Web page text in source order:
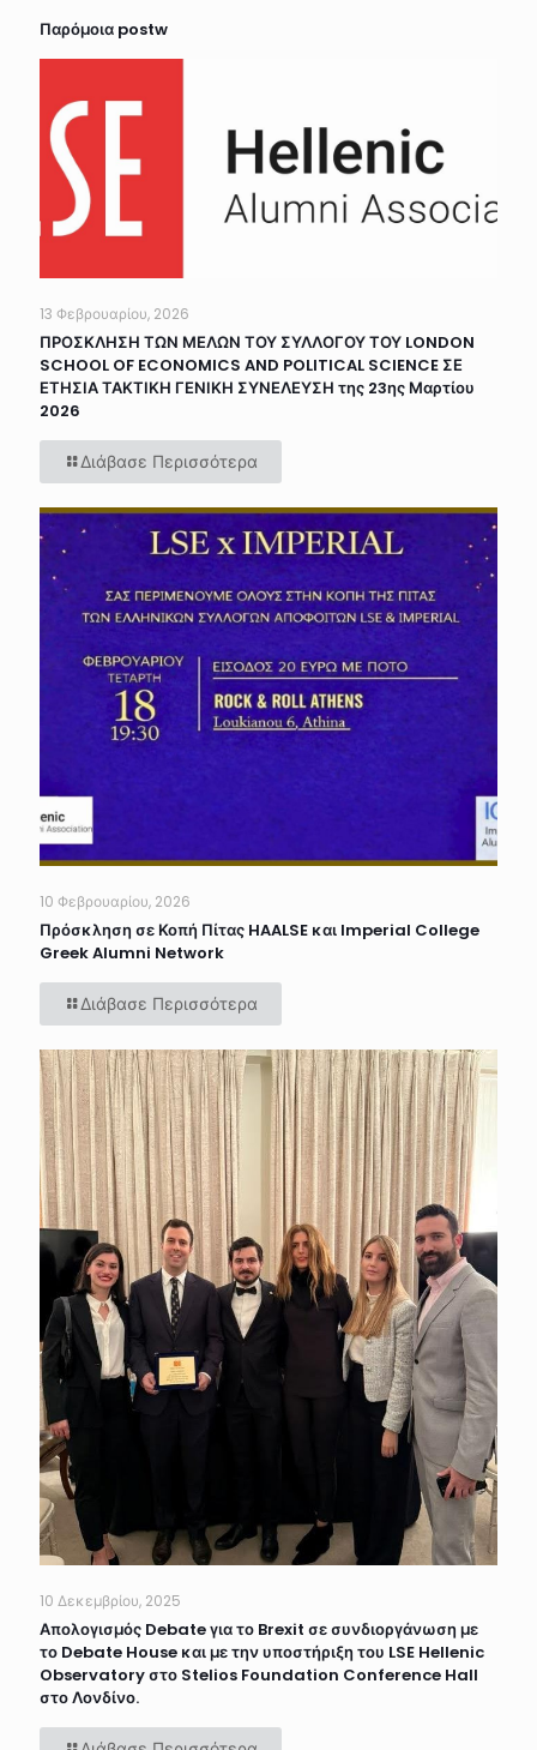
Παρόμοια postw
13 Φεβρουαρίου, 2026
ΠΡΟΣΚΛΗΣΗ ΤΩΝ ΜΕΛΩΝ ΤΟΥ ΣΥΛΛΟΓΟΥ ΤΟΥ LONDON
SCHOOL OF ECONOMICS AND POLITICAL SCIENCE ΣΕ
ΕΤΗΣΙΑ ΤΑΚΤΙΚΗ ΓΕΝΙΚΗ ΣΥΝΕΛΕΥΣΗ της 23ης Μαρτίου
2026
Διάβασε Περισσότερα
10 Φεβρουαρίου, 2026
Πρόσκληση σε Κοπή Πίτας HAALSE και Imperial College
Greek Alumni Network
Διάβασε Περισσότερα
10 Δεκεμβρίου, 2025
Απολογισμός Debate για το Brexit σε συνδιοργάνωση με
το Debate House και με την υποστήριξη του LSE Hellenic
Observatory στο Stelios Foundation Conference Hall
στο Λονδίνο.